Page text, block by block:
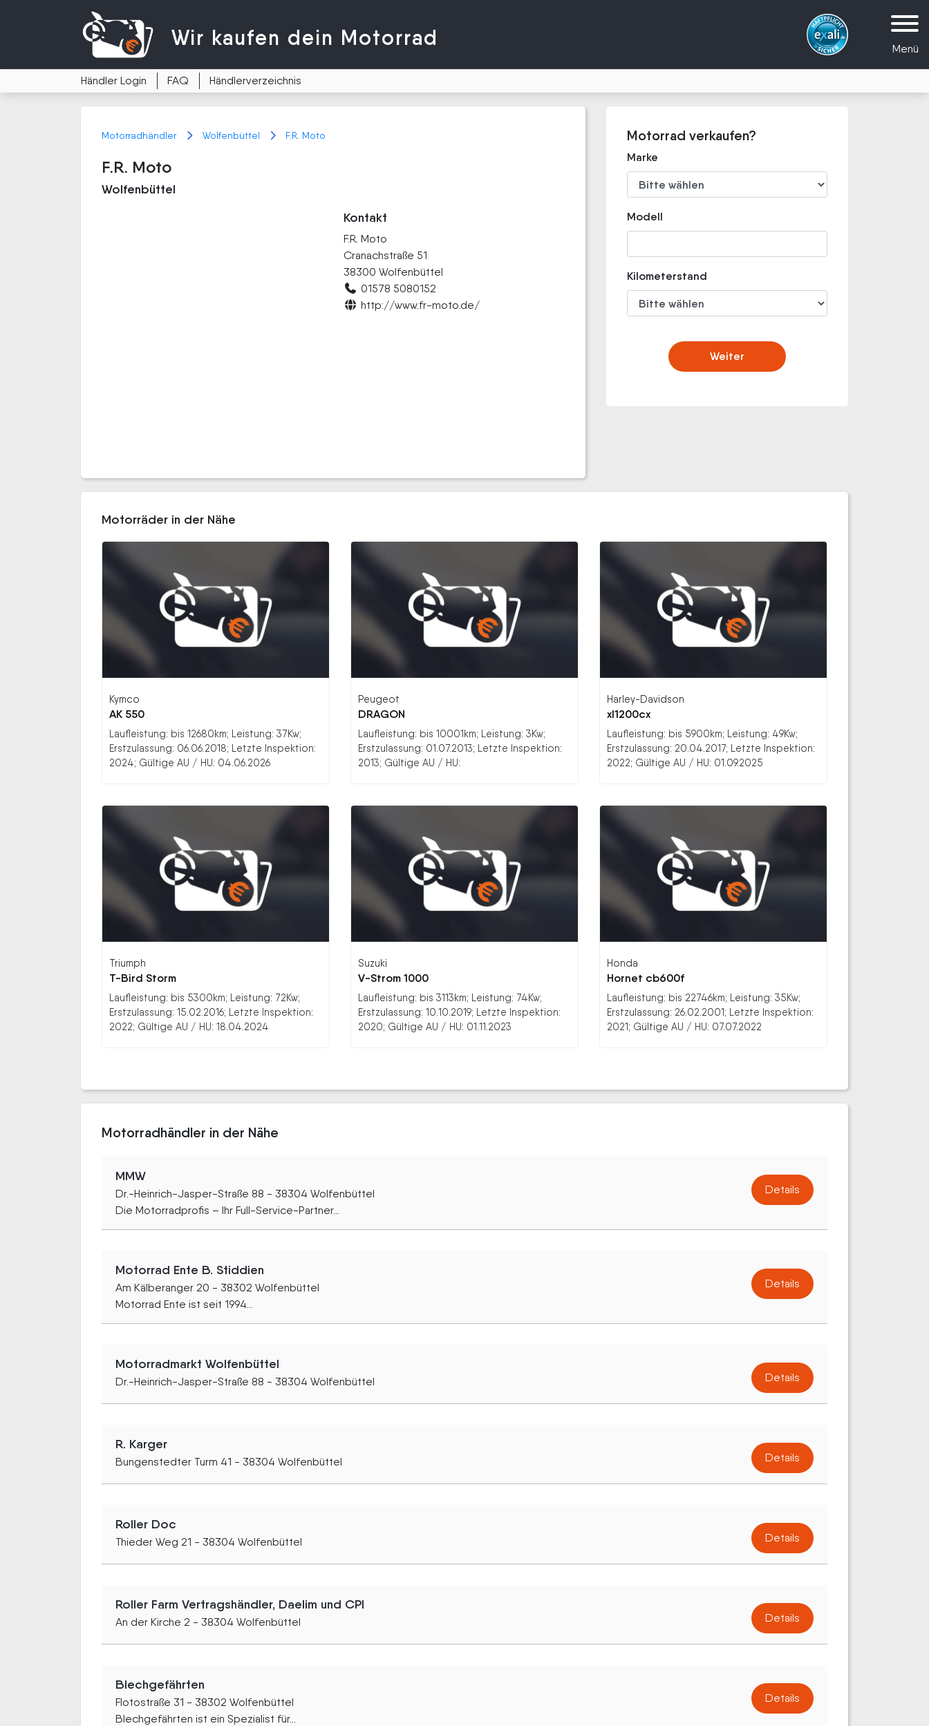
Menü
Wir kaufen dein Motorrad
Händler Login FAQ Händlerverzeichnis
Motorradhändler Wolfenbüttel F.R. Moto
F.R. Moto
Wolfenbüttel
Kontakt
F.R. Moto
Cranachstraße 51
38300 Wolfenbüttel
01578 5080152
http://www.fr-moto.de/
Motorrad verkaufen?
Marke
Modell
Kilometerstand
Weiter
Motorräder in der Nähe
Kymco
AK 550
Laufleistung: bis 12680km; Leistung: 37Kw;
Erstzulassung: 06.06.2018; Letzte Inspektion:
2024; Gültige AU / HU: 04.06.2026
Peugeot
DRAGON
Laufleistung: bis 10001km; Leistung: 3Kw;
Erstzulassung: 01.07.2013; Letzte Inspektion:
2013; Gültige AU / HU:
Harley-Davidson
xl1200cx
Laufleistung: bis 5900km; Leistung: 49Kw;
Erstzulassung: 20.04.2017; Letzte Inspektion:
2022; Gültige AU / HU: 01.09.2025
Triumph
T-Bird Storm
Laufleistung: bis 5300km; Leistung: 72Kw;
Erstzulassung: 15.02.2016; Letzte Inspektion:
2022; Gültige AU / HU: 18.04.2024
Suzuki
V-Strom 1000
Laufleistung: bis 3113km; Leistung: 74Kw;
Erstzulassung: 10.10.2019; Letzte Inspektion:
2020; Gültige AU / HU: 01.11.2023
Honda
Hornet cb600f
Laufleistung: bis 22746km; Leistung: 35Kw;
Erstzulassung: 26.02.2001; Letzte Inspektion:
2021; Gültige AU / HU: 07.07.2022
Motorradhändler in der Nähe
MMW
Dr.-Heinrich-Jasper-Straße 88 - 38304 Wolfenbüttel
Die Motorradprofis – Ihr Full-Service-Partner...
Details
Motorrad Ente B. Stiddien
Am Kälberanger 20 - 38302 Wolfenbüttel
Motorrad Ente ist seit 1994...
Details
Motorradmarkt Wolfenbüttel
Dr.-Heinrich-Jasper-Straße 88 - 38304 Wolfenbüttel Details
R. Karger
Bungenstedter Turm 41 - 38304 Wolfenbüttel Details
Roller Doc
Thieder Weg 21 - 38304 Wolfenbüttel Details
Roller Farm Vertragshändler, Daelim und CPI
An der Kirche 2 - 38304 Wolfenbüttel Details
Blechgefährten
Flotostraße 31 - 38302 Wolfenbüttel
Blechgefährten ist ein Spezialist für...
Details